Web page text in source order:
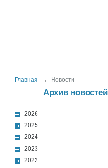
Главная → Новости
Архив новостей
2026
2025
2024
2023
2022